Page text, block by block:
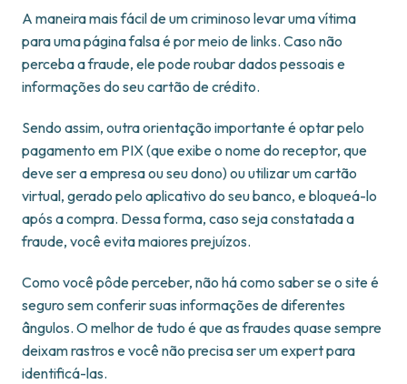
A maneira mais fácil de um criminoso levar uma vítima
para uma página falsa é por meio de links. Caso não
perceba a fraude, ele pode roubar dados pessoais e
informações do seu cartão de crédito.
Sendo assim, outra orientação importante é optar pelo
pagamento em PIX (que exibe o nome do receptor, que
deve ser a empresa ou seu dono) ou utilizar um cartão
virtual, gerado pelo aplicativo do seu banco, e bloqueá-lo
após a compra. Dessa forma, caso seja constatada a
fraude, você evita maiores prejuízos.
Como você pôde perceber, não há como saber se o site é
seguro sem conferir suas informações de diferentes
ângulos. O melhor de tudo é que as fraudes quase sempre
deixam rastros e você não precisa ser um expert para
identificá-las.